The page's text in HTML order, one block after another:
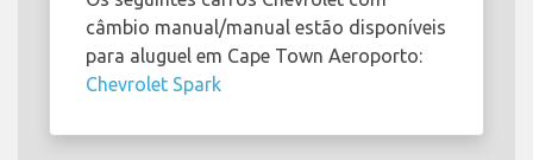
câmbio manual/manual estão disponíveis
para aluguel em Cape Town Aeroporto:
Chevrolet Spark